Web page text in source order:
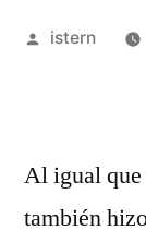
Publicado
istern
Al igual que
también